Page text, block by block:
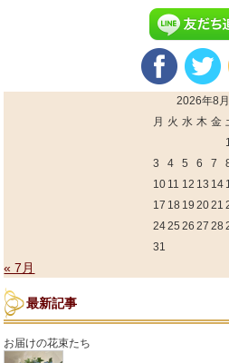
2026年8月
月 火 水 木 金
3
4 5 6 7
10 11 12 13 14
17 18 19 2021
2425 26 27 28
31
« 7月
最新記事
お届けの花束たち